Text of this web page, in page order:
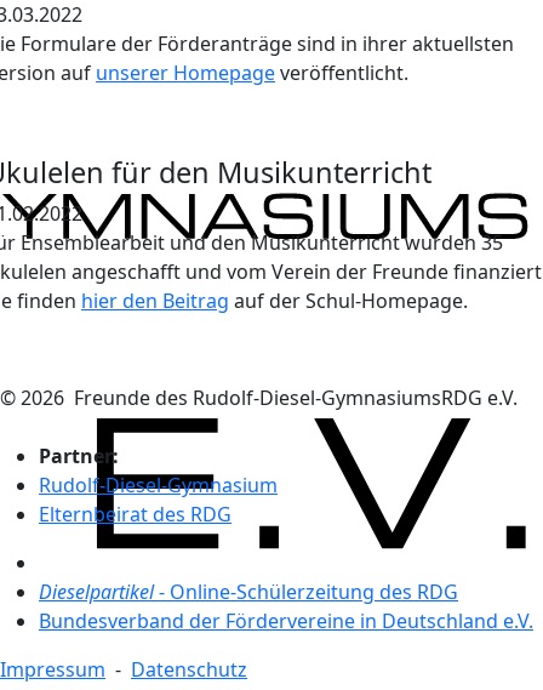
Formulare der Förderanträge sind in ihrer aktuellsten
auf unserer Homepageveröffentlicht.
für den Musikunterricht
Ensemblearbeit und den Musikunterricht wurden 35
angeschafft und vom Verein der Freunde
finden hier den Beitrag auf der Schul-Homepage.
© 2026 Freunde des Rudolf-Diesel-GymnasiumsRDG e.V.
Partner:
Rudolf-Diesel-Gymnasium
Elternbeirat des RDG
Dieselpartikel- Online-Schülerzeitung des RDG
Bundesverband der Fördervereine in Deutschland e.V.
Impressum - Datenschutz